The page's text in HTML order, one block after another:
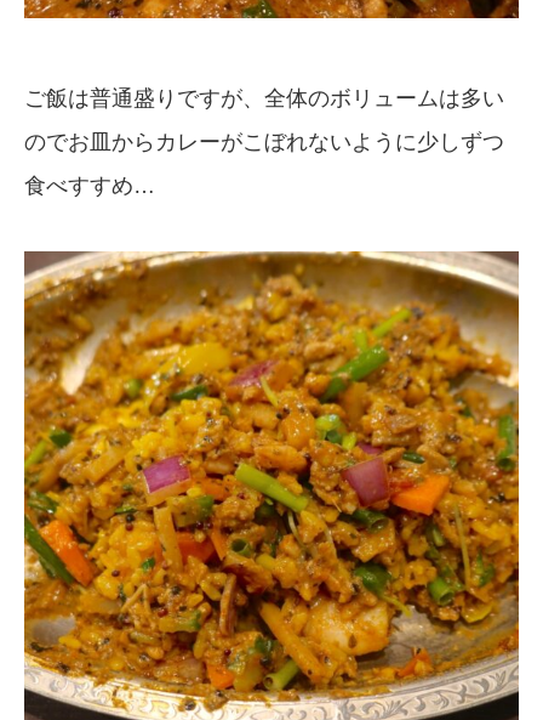
ご飯は普通盛りですが、全体のボリュームは多い
のでお皿からカレーがこぼれないように少しずつ
食べすすめ…